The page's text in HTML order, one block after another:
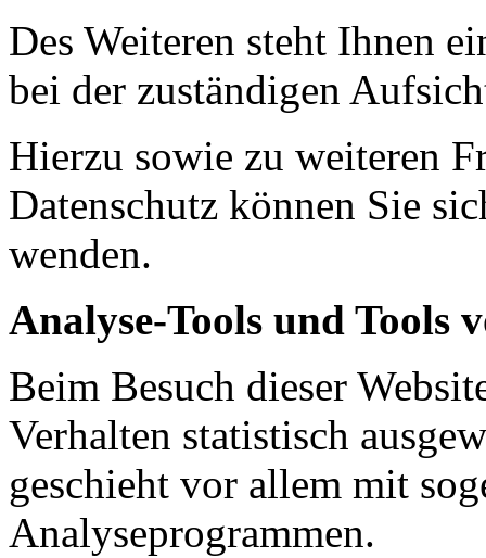
Des Weiteren steht Ihnen
bei der zuständigen
Hierzu sowie zu weiteren
Datenschutz können Sie
wenden.
Analyse-Tools und Tools
Beim Besuch dieser
Verhalten statistisch
geschieht vor allem mit
Analyseprogrammen.